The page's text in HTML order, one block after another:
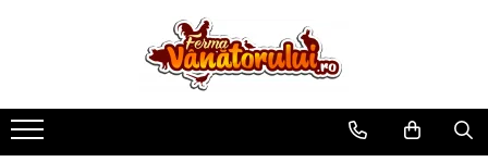
Toate Produsele
Iepuri
Hranitori